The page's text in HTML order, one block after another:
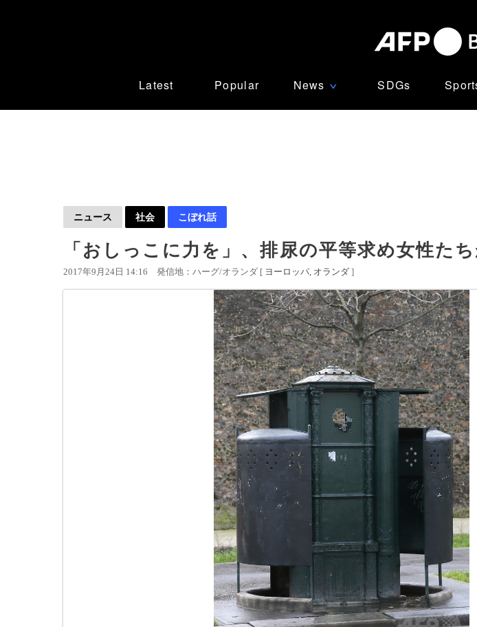
Latest Popular News ∨ SDGs
ニュース 社会 こぼれ話
「おしっこに力を」、排尿の平等求め女性た
2017年9月24日 14:16 発信地：ハーグ/オランダ [ ヨーロッパ オランダ ]